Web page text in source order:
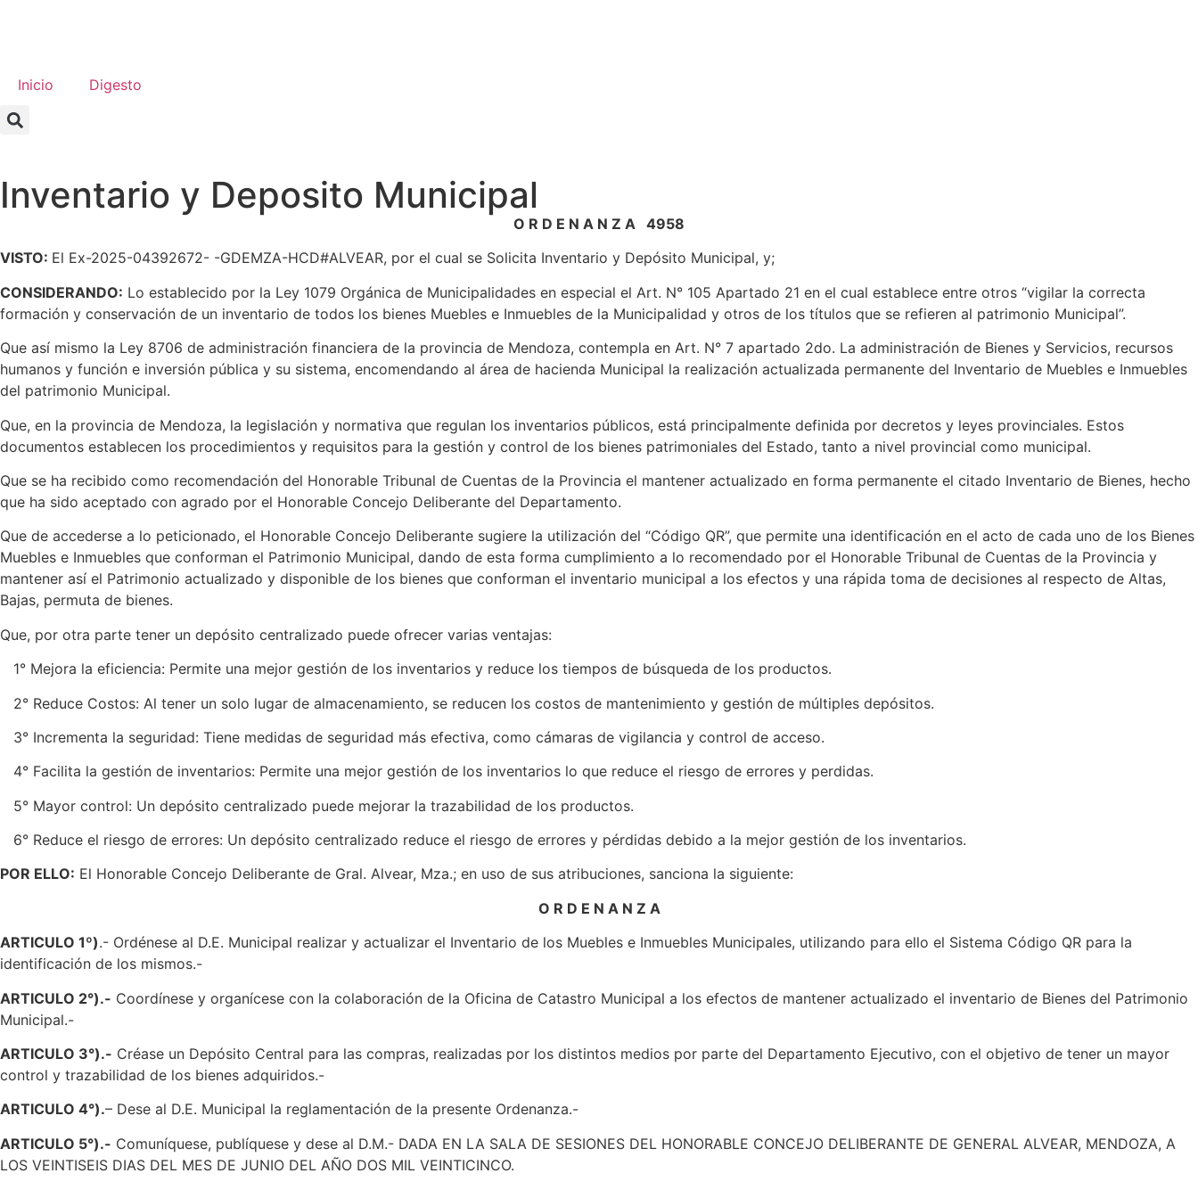
Inicio Digesto
Inventario y Deposito Municipal
O R D E N A N Z A 4958
VISTO: El Ex-2025-04392672- -GDEMZA-HCD#ALVEAR, por el cual se Solicita Inventario y Depósito Municipal, y;
CONSIDERANDO: Lo establecido por la Ley 1079 Orgánica de Municipalidades en especial el Art. N° 105 Apartado 21 en el cual establece entre otros “vigilar la correcta
formación y conservación de un inventario de todos los bienes Muebles e Inmuebles de la Municipalidad y otros de los títulos que se refieren al patrimonio Municipal”.
Que así mismo la Ley 8706 de administración financiera de la provincia de Mendoza, contempla en Art. N° 7 apartado 2do. La administración de Bienes y Servicios, recursos
humanos y función e inversión pública y su sistema, encomendando al área de hacienda Municipal la realización actualizada permanente del Inventario de Muebles e Inmuebles
del patrimonio Municipal.
Que, en la provincia de Mendoza, la legislación y normativa que regulan los inventarios públicos, está principalmente definida por decretos y leyes provinciales. Estos
documentos establecen los procedimientos y requisitos para la gestión y control de los bienes patrimoniales del Estado, tanto a nivel provincial como municipal.
Que se ha recibido como recomendación del Honorable Tribunal de Cuentas de la Provincia el mantener actualizado en forma permanente el citado Inventario de Bienes, hecho
que ha sido aceptado con agrado por el Honorable Concejo Deliberante del Departamento.
Que de accederse a lo peticionado, el Honorable Concejo Deliberante sugiere la utilización del “Código QR”, que permite una identificación en el acto de cada uno de los Bienes
Muebles e Inmuebles que conforman el Patrimonio Municipal, dando de esta forma cumplimiento a lo recomendado por el Honorable Tribunal de Cuentas de la Provincia y
mantener así el Patrimonio actualizado y disponible de los bienes que conforman el inventario municipal a los efectos y una rápida toma de decisiones al respecto de Altas,
Bajas, permuta de bienes.
Que, por otra parte tener un depósito centralizado puede ofrecer varias ventajas:
1° Mejora la eficiencia: Permite una mejor gestión de los inventarios y reduce los tiempos de búsqueda de los productos.
2° Reduce Costos: Al tener un solo lugar de almacenamiento, se reducen los costos de mantenimiento y gestión de múltiples depósitos.
3° Incrementa la seguridad: Tiene medidas de seguridad más efectiva, como cámaras de vigilancia y control de acceso.
4° Facilita la gestión de inventarios: Permite una mejor gestión de los inventarios lo que reduce el riesgo de errores y perdidas.
5° Mayor control: Un depósito centralizado puede mejorar la trazabilidad de los productos.
6° Reduce el riesgo de errores: Un depósito centralizado reduce el riesgo de errores y pérdidas debido a la mejor gestión de los inventarios.
POR ELLO: El Honorable Concejo Deliberante de Gral. Alvear, Mza.; en uso de sus atribuciones, sanciona la siguiente:
O R D E N A N Z A
ARTICULO 1º).- Ordénese al D.E. Municipal realizar y actualizar el Inventario de los Muebles e Inmuebles Municipales, utilizando para ello el Sistema Código QR para la
identificación de los mismos.-
ARTICULO 2°).- Coordínese y organícese con la colaboración de la Oficina de Catastro Municipal a los efectos de mantener actualizado el inventario de Bienes del Patrimonio
Municipal.-
ARTICULO 3°).- Créase un Depósito Central para las compras, realizadas por los distintos medios por parte del Departamento Ejecutivo, con el objetivo de tener un mayor
control y trazabilidad de los bienes adquiridos.-
ARTICULO 4°).– Dese al D.E. Municipal la reglamentación de la presente Ordenanza.-
ARTICULO 5°).- Comuníquese, publíquese y dese al D.M.- DADA EN LA SALA DE SESIONES DEL HONORABLE CONCEJO DELIBERANTE DE GENERAL ALVEAR, MENDOZA, A
LOS VEINTISEIS DIAS DEL MES DE JUNIO DEL AÑO DOS MIL VEINTICINCO.